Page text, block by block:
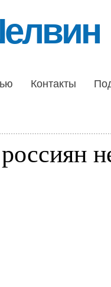
Контакты